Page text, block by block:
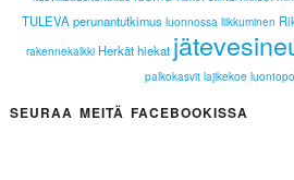
TULEVA perunantutkimus luonnossa liikkuminen
rakennekalkki Herkät hiekat
palkokasvit lajikekoe
SEURAA MEITÄ FACEBOOKISSA